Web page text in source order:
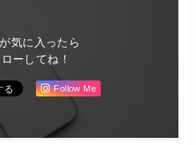
気に入ったら
ーしてね！
Follow Me